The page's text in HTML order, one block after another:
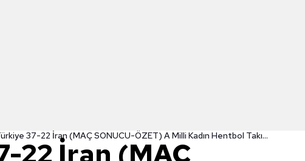
Türkiye 37-22 İran (MAÇ SONUCU-ÖZET) A Milli Kadın Hentbol Takımı İran'ı mağlup etti!
22 İran (MAÇ